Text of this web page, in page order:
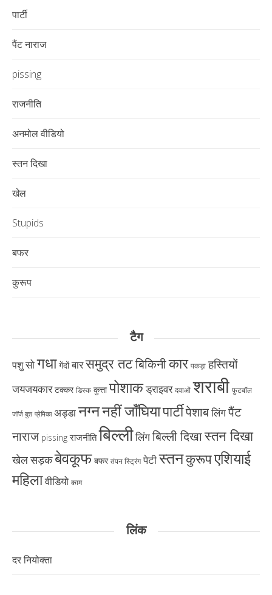
पार्टी
पैंट नाराज
pissing
राजनीति
अनमोल वीडियो
स्तन दिखा
खेल
Stupids
बफर
कुरूप
टैग
पशुसोगधा गेंदों बारसमुद्र तटबिकिनीकार पकड़ा हस्तियों
जयजयकार टक्कर डिस्क कुत्ता पोशाकड्राइवर दवाओं शराबी फुटबॉल
जॉर्ज बुश प्रेमिका अड्डानग्ननहीं जाँघियापार्टीपेशाबलिंगपैंट
नाराज pissing राजनीति बिल्लीलिंगबिल्ली दिखास्तन दिखा
खेलसड़कबेवकूफ बफर तंपन स्ट्रिंग पेटीस्तनकुरूपएशियाई
महिलावीडियो काम
लिंक
दर नियोक्ता